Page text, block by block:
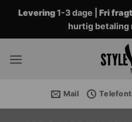
Fortsæt
indhold
Levering1-3 dage | Fri fragt
hurtig betaling
Mail